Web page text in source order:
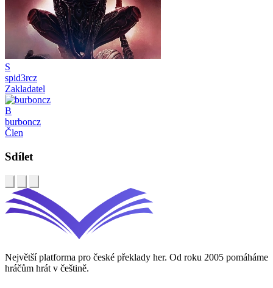
S
spid3rcz
Zakladatel
B
burboncz
Člen
Sdílet
Největší platforma pro české překlady her. Od roku 2005 pomáháme
hráčům hrát v češtině.